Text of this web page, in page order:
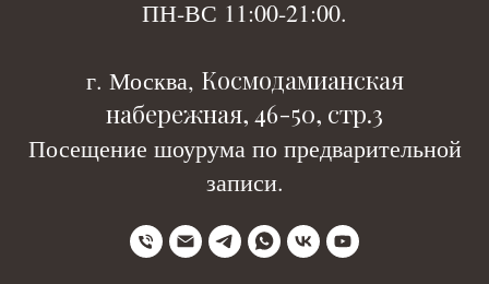
ПН-ВС 11:00-21:00.
г. Москва, Космодамианская
набережная, 46-50, стр.3
Посещение шоурума по предварительной
записи.